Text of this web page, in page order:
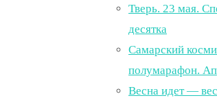
Тверь. 23 мая.
десятка
Самарский
полумарафон.
Весна идет —